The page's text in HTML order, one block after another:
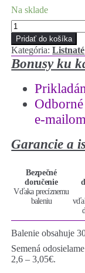
Na sklade
množstvo
Katalpa
bignóniovitá
(Catalpa
bignonioides)
semien
Pridať do košíka
Kategória:Listnaté
Bonusy ku
e-
Garancie a
Bezpečné
doručenie
Vďaka precíznemu
baleniu
Balenie obsahuje
Semená
2,6 – 3,05€.